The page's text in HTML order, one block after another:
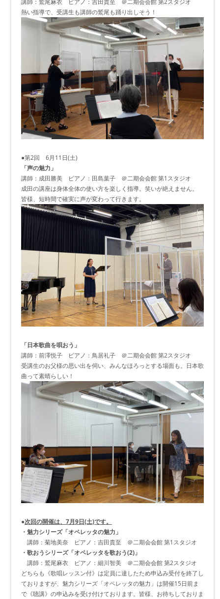
講師：鷲尾麻衣 ピアノ：吉田貴至 ＠二期会会館 第2スタジオ
熱い指導で、受講生も講師の鷲尾も踊り出しそう！
●第2回 6月11日(土)
「声の魅力」
講師：成田勝美 ピアノ：田島葉子 ＠二期会会館 第1スタジオ
成田の講座は身体全体の使い方を楽しく指導。笑いが絶えません。
皆様、短時間で確実に声が変わって行きます。
「日本歌曲を唄おう」
講師：前澤悦子 ピアノ：鳥居礼子 ＠二期会会館 第2スタジオ
受講生のお父様の思い出を伺い、みんなほろっとする場面も。日本歌
曲って素晴らしい！
●次回の開催は、7月9日(土)です。
・魅力シリーズ「オペレッタの魅力」
講師：菊地美奈 ピアノ：吉田貴至 ＠二期会会館 第1スタジオ
・歌おうシリーズ「オペレッタを歌おう(2)」
講師：鷲尾麻衣 ピアノ：細川智美 ＠二期会会館 第2スタジオ
どちらも《歌唱レッスン付》は定員に達したため申込み受付を終了し
ておりますが、魅力シリーズ「オペレッタの魅力」は開催15日前ま
で《聴講》の申込みを受け付けております。皆様、お待ちしておりま